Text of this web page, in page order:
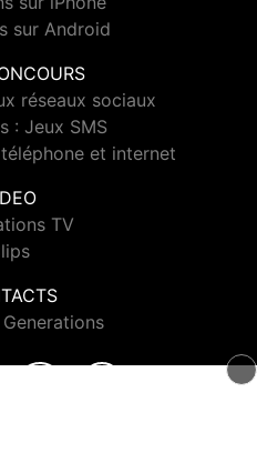
sur Android
réseaux sociaux
: Jeux SMS
et internet
TV